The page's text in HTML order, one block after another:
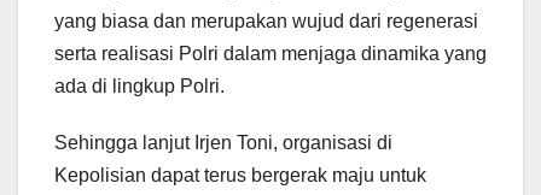
yang biasa dan merupakan wujud dari regenerasi
serta realisasi Polri dalam menjaga dinamika yang
ada di lingkup Polri.
Sehingga lanjut Irjen Toni, organisasi di
Kepolisian dapat terus bergerak maju untuk